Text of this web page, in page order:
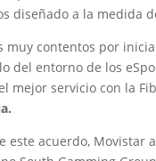
diseñado a la medida
muy contentos por
del entorno de los
mejor servicio con la
este acuerdo, Movistar